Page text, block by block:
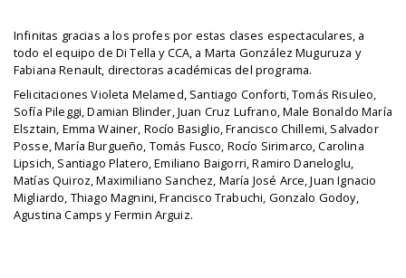
Infinitas gracias a los profes por estas clases espectaculares, a
todo el equipo de Di Tella y CCA, a Marta González Muguruza y
Fabiana Renault, directoras académicas del programa.
Felicitaciones Violeta Melamed, Santiago Conforti, Tomás Risuleo,
Sofía Pileggi, Damian Blinder, Juan Cruz Lufrano, Male Bonaldo María
Elsztain, Emma Wainer, Rocío Basiglio, Francisco Chillemi, Salvador
Posse, María Burgueño, Tomás Fusco, Rocío Sirimarco, Carolina
Lipsich, Santiago Platero, Emiliano Baigorri, Ramiro Daneloglu,
Matías Quiroz, Maximiliano Sanchez, María José Arce, Juan Ignacio
Migliardo, Thiago Magnini, Francisco Trabuchi, Gonzalo Godoy,
Agustina Camps y Fermin Arguiz.